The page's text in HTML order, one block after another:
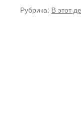
Рубрика: В этот